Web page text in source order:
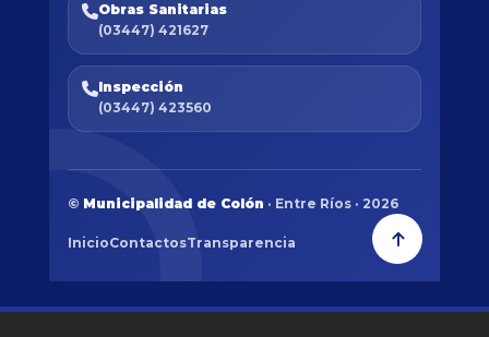
Obras Sanitarias
(03447) 421627
Inspección
(03447) 423560
© Municipalidad de Colón · Entre Ríos · 2026
InicioContactosTransparencia